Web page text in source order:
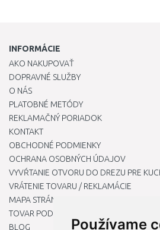
Používame
INFORMÁCIE
AKO NAKUPOVAŤ
DOPRAVNÉ SLUŽBY
O NÁS
PLATOBNÉ METÓDY
REKLAMAČNÝ PORIADOK
KONTAKT
OBCHODNÉ PODMIENKY
OCHRANA OSOBNÝCH ÚDAJOV
VYVŔTANIE OTVORU DO DREZU PRE
VRÁTENIE TOVARU / REKLAMÁCIE
MAPA STRÁNOK
TOVAR PODĽA ZNAČIEK
BLOG